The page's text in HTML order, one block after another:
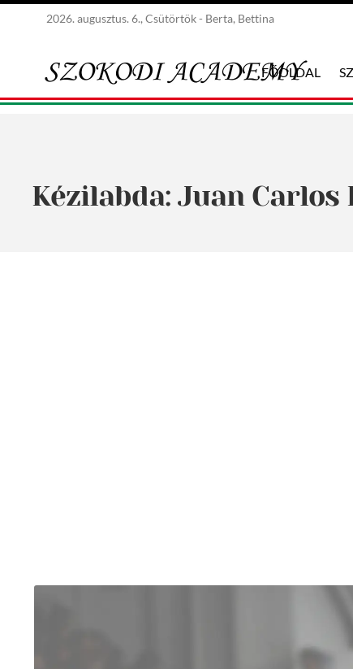
2026. augusztus. 6., Csütörtök - Berta, Bettina
FŐOLDAL
Kézilabda: Juan